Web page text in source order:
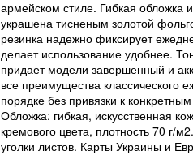
армейском стиле. Гибкая обложка
украшена тисненым золотой
резинка надежно фиксирует
делает использование удобнее.
придает модели завершенный и
все преимущества классического
порядке без привязки к
Обложка: гибкая, искусственная
кремового цвета, плотность 70 г/
уголки листов. Карты Украины и